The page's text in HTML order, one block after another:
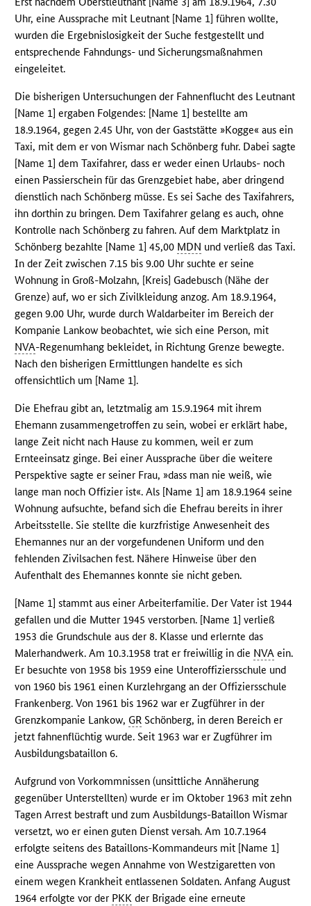
Uhr, eine Aussprache mit Leutnant [Name 1] führen wollte,
wurden die Ergebnislosigkeit der Suche festgestellt und
entsprechende Fahndungs- und Sicherungsmaßnahmen
eingeleitet.
Die bisherigen Untersuchungen der Fahnenflucht des Leutnant
[Name 1] ergaben Folgendes: [Name 1] bestellte am
18.9.1964, gegen 2.45 Uhr, von der Gaststätte »Kogge« aus ein
Taxi, mit dem er von Wismar nach Schönberg fuhr. Dabei sagte
[Name 1] dem Taxifahrer, dass er weder einen Urlaubs- noch
einen Passierschein für das Grenzgebiet habe, aber dringend
dienstlich nach Schönberg müsse. Es sei Sache des Taxifahrers,
ihn dorthin zu bringen. Dem Taxifahrer gelang es auch, ohne
Kontrolle nach Schönberg zu fahren. Auf dem Marktplatz in
Schönberg bezahlte [Name 1] 45,00 MDN und verließ das Taxi.
In der Zeit zwischen 7.15 bis 9.00 Uhr suchte er seine
Wohnung in Groß-Molzahn, [Kreis] Gadebusch (Nähe der
Grenze) auf, wo er sich Zivilkleidung anzog. Am 18.9.1964,
gegen 9.00 Uhr, wurde durch Waldarbeiter im Bereich der
Kompanie Lankow beobachtet, wie sich eine Person, mit
NVA-Regenumhang bekleidet, in Richtung Grenze bewegte.
Nach den bisherigen Ermittlungen handelte es sich
offensichtlich um [Name 1].
Die Ehefrau gibt an, letztmalig am 15.9.1964 mit ihrem
Ehemann zusammengetroffen zu sein, wobei er erklärt habe,
lange Zeit nicht nach Hause zu kommen, weil er zum
Ernteeinsatz ginge. Bei einer Aussprache über die weitere
Perspektive sagte er seiner Frau, »dass man nie weiß, wie
lange man noch Offizier ist«. Als [Name 1] am 18.9.1964 seine
Wohnung aufsuchte, befand sich die Ehefrau bereits in ihrer
Arbeitsstelle. Sie stellte die kurzfristige Anwesenheit des
Ehemannes nur an der vorgefundenen Uniform und den
fehlenden Zivilsachen fest. Nähere Hinweise über den
Aufenthalt des Ehemannes konnte sie nicht geben.
[Name 1] stammt aus einer Arbeiterfamilie. Der Vater ist 1944
gefallen und die Mutter 1945 verstorben. [Name 1] verließ
1953 die Grundschule aus der 8. Klasse und erlernte das
Malerhandwerk. Am 10.3.1958 trat er freiwillig in die NVA ein.
Er besuchte von 1958 bis 1959 eine Unteroffiziersschule und
von 1960 bis 1961 einen Kurzlehrgang an der Offiziersschule
Frankenberg. Von 1961 bis 1962 war er Zugführer in der
Grenzkompanie Lankow, GR Schönberg, in deren Bereich er
jetzt fahnenflüchtig wurde. Seit 1963 war er Zugführer im
Ausbildungsbataillon 6.
Aufgrund von Vorkommnissen (unsittliche Annäherung
gegenüber Unterstellten) wurde er im Oktober 1963 mit zehn
Tagen Arrest bestraft und zum Ausbildungs-Bataillon Wismar
versetzt, wo er einen guten Dienst versah. Am 10.7.1964
erfolgte seitens des Bataillons-Kommandeurs mit [Name 1]
eine Aussprache wegen Annahme von Westzigaretten von
einem wegen Krankheit entlassenen Soldaten. Anfang August
1964 erfolgte vor der PKK der Brigade eine erneute